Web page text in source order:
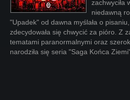
zachwyciła
niedawną
"Upadek" od dawna myślała o
zdecydowała się chwycić za pióro. Z
tematami paranormalnymi oraz
narodziła się seria "Saga Końca